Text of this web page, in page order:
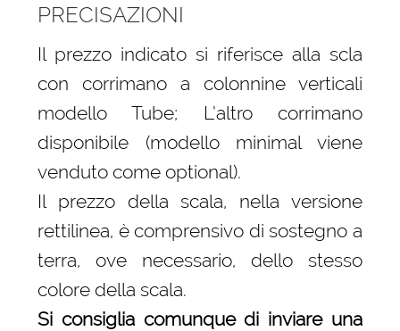
PRECISAZIONI
Il prezzo indicato si riferisce alla scla
con corrimano a colonnine verticali
modello Tube; L’altro corrimano
disponibile (modello minimal viene
venduto come optional).
Il prezzo della scala, nella versione
rettilinea, è comprensivo di sostegno a
terra, ove necessario, dello stesso
colore della scala.
Si consiglia comunque di inviare una